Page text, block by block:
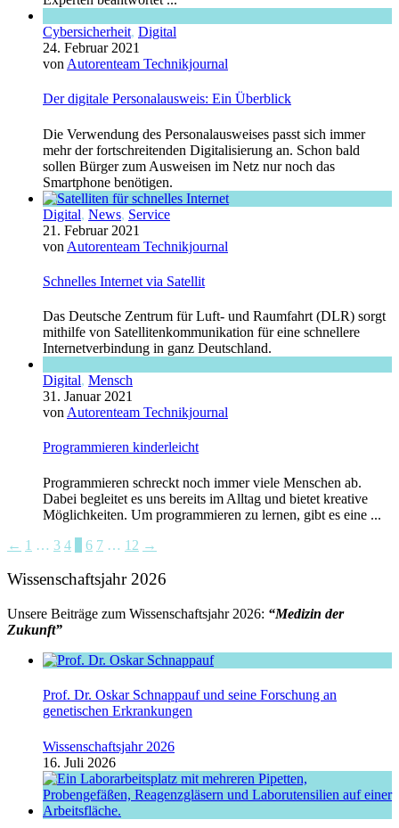
Cybersicherheit, Digital
24. Februar 2021
von Autorenteam Technikjournal
Der digitale Personalausweis: Ein Überblick
Die Verwendung des Personalausweises passt sich immer
mehr der fortschreitenden Digitalisierung an. Schon bald
sollen Bürger zum Ausweisen im Netz nur noch das
Smartphone benötigen.
Digital, News, Service
21. Februar 2021
von Autorenteam Technikjournal
Schnelles Internet via Satellit
Das Deutsche Zentrum für Luft- und Raumfahrt (DLR) sorgt
mithilfe von Satellitenkommunikation für eine schnellere
Internetverbindung in ganz Deutschland.
Digital, Mensch
31. Januar 2021
von Autorenteam Technikjournal
Programmieren kinderleicht
Programmieren schreckt noch immer viele Menschen ab.
Dabei begleitet es uns bereits im Alltag und bietet kreative
Möglichkeiten. Um programmieren zu lernen, gibt es eine ...
← 1 … 3 4 6 7 … 12 →
Wissenschaftsjahr 2026
Unsere Beiträge zum Wissenschaftsjahr 2026: “Medizin der
Zukunft”
Prof. Dr. Oskar Schnappauf und seine Forschung an
genetischen Erkrankungen
Wissenschaftsjahr 2026
16. Juli 2026